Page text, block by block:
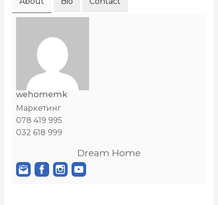
wehomemk
Маркетинг
078 419 995
032 618 999
Dream Home